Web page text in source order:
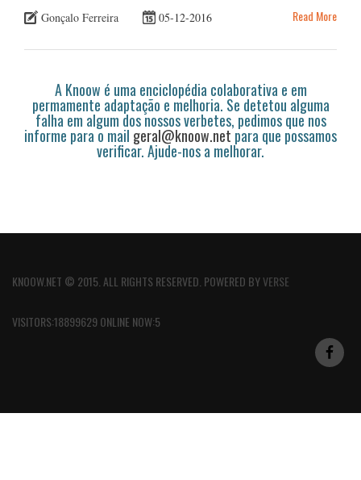
Gonçalo Ferreira
05-12-2016 Read More
A Knoow é uma enciclopédia colaborativa e em
permamente adaptação e melhoria. Se detetou alguma
falha em algum dos nossos verbetes, pedimos que nos
informe para o mail geral@knoow.netpara que possamos
verificar. Ajude-nos a melhorar.
KNOOW.NET © 2015. ALL RIGHTS RESERVED. POWERED BYVERSE
VISITORS:18899629 ONLINE NOW:5